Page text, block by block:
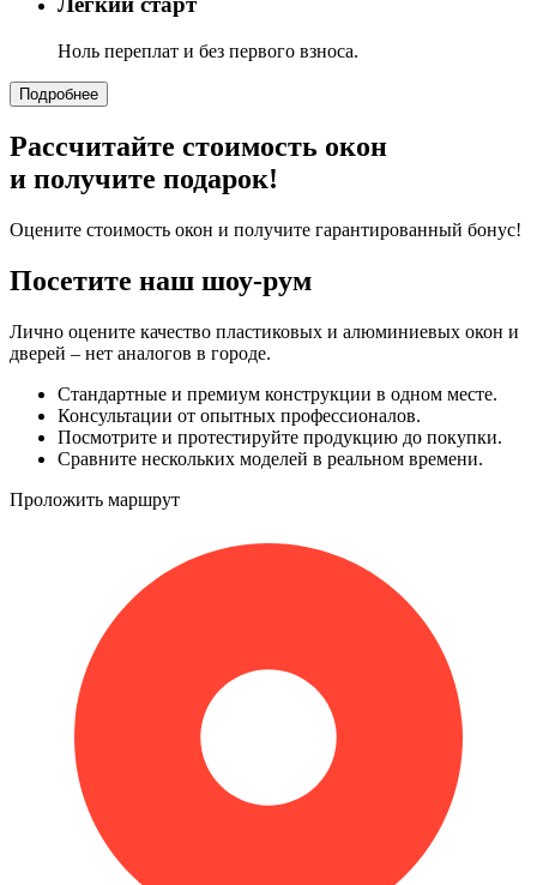
Ноль переплат и без первого взноса.
Подробнее
Рассчитайте стоимость окон
и получите подарок!
Оцените стоимость окон и получите гарантированный бонус!
Посетите наш шоу-рум
Лично оцените качество пластиковых и алюминиевых окон и
дверей – нет аналогов в городе.
Стандартные и премиум конструкции в одном месте.
Консультации от опытных профессионалов.
Посмотрите и протестируйте продукцию до покупки.
Сравните нескольких моделей в реальном времени.
Проложить маршрут